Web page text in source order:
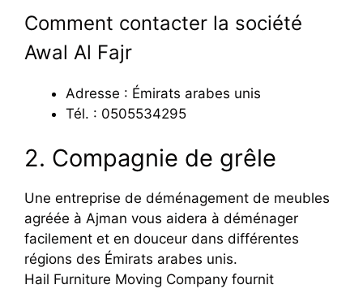
Comment contacter la société
Awal Al Fajr
Adresse : Émirats arabes unis
Tél. : 0505534295
2. Compagnie de grêle
Une entreprise de déménagement de meubles
agréée à Ajman vous aidera à déménager
facilement et en douceur dans différentes
régions des Émirats arabes unis.
Hail Furniture Moving Company fournit